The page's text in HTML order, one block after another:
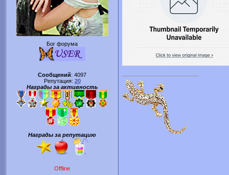
Бог форума
Сообщений: 4097
Репутация: 20
Награды за активность
Награды за репутацию
Offline